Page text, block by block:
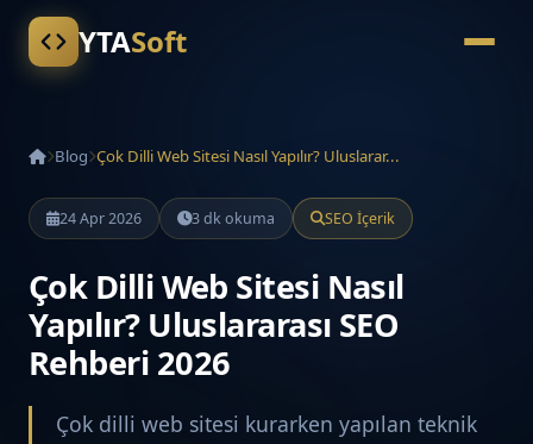
YTASoft
Blog Çok Dilli Web Sitesi Nasıl Yapılır? Uluslarar...
24 Apr 2026 3 dk okuma SEO İçerik
Çok Dilli Web Sitesi Nasıl
Yapılır? Uluslararası SEO
Rehberi 2026
Çok dilli web sitesi kurarken yapılan teknik